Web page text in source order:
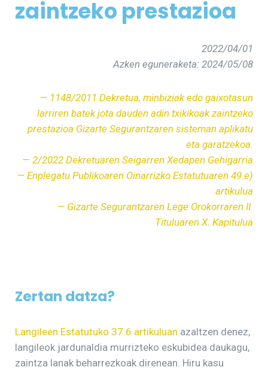
zaintzeko prestazioa
2022/04/01
Azken eguneraketa: 2024/05/08
— 1148/2011 Dekretua, minbiziak edo gaixotasun
larriren batek jota dauden adin txikikoak zaintzeko
prestazioa Gizarte Segurantzaren sisteman aplikatu
eta garatzekoa.
— 2/2022 Dekretuaren Seigarren Xedapen Gehigarria
— Enplegatu Publikoaren Oinarrizko Estatutuaren 49.e)
artikulua
— Gizarte Segurantzaren Lege Orokorraren II.
Tituluaren X. Kapitulua
Zertan datza?
Langileen Estatutuko 37.6 artikuluan azaltzen denez,
langileok jardunaldia murrizteko eskubidea daukagu,
zaintza lanak beharrezkoak direnean. Hiru kasu